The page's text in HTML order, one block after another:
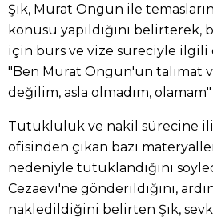
Şık, Murat Ongun ile
konusu yapıldığını belirterek,
için burs ve vize süreciyle
"Ben Murat Ongun'un talimat
değilim, asla olmadım,
Tutukluluk ve nakil sürecine
ofisinden çıkan bazı
nedeniyle tutuklandığını
Cezaevi'ne gönderildiğini,
nakledildiğini belirten Şık,